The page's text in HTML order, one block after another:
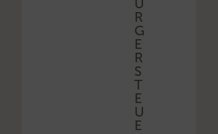
U
R
G
E
R
S
T
E
U
E